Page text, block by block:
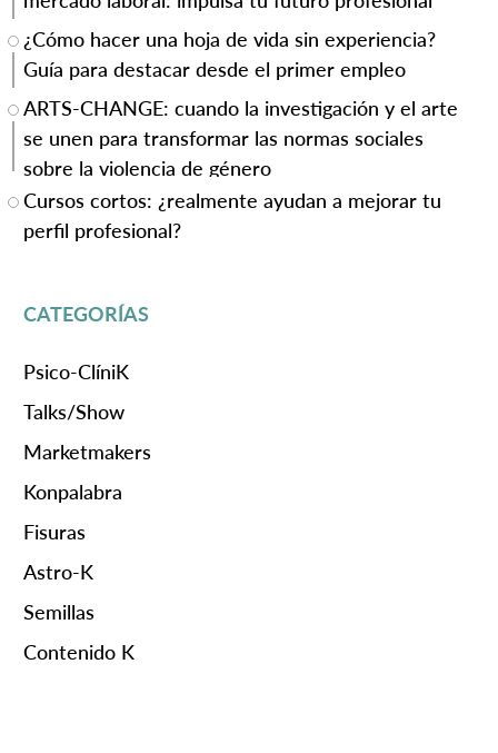
¿Cómo hacer una hoja de vida sin experiencia?
Guía para destacar desde el primer empleo
ARTS-CHANGE: cuando la investigación y el arte
se unen para transformar las normas sociales
sobre la violencia de género
Cursos cortos: ¿realmente ayudan a mejorar tu
perfil profesional?
CATEGORÍAS
Psico-ClíniK
Talks/Show
Marketmakers
Konpalabra
Fisuras
Astro-K
Semillas
Contenido K